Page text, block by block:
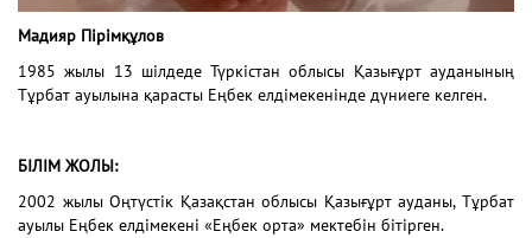
Мадияр Пірімқұлов
1985 жылы 13 шілдеде Түркістан облысы Қазығұрт ауданының
Тұрбат ауылына қарасты Еңбек елдімекенінде дүниеге келген.
БІЛІМ ЖОЛЫ:
2002 жылы Оңтүстік Қазақстан облысы Қазығұрт ауданы, Тұрбат
ауылы Еңбек елдімекені «Еңбек орта» мектебін бітірген.